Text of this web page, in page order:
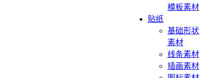
模板素材
贴纸
基础形状
素材
线条素材
插画素材